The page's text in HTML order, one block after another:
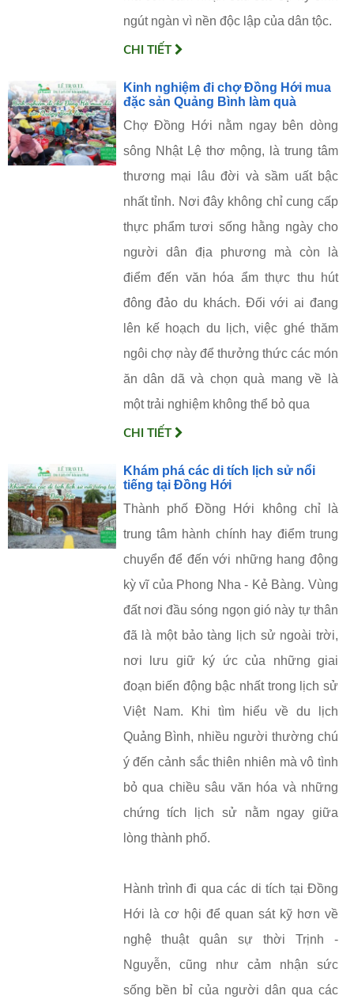
ngút ngàn vì nền độc lập của dân tộc.
CHI TIẾT
Kinh nghiệm đi chợ Đồng Hới mua
đặc sản Quảng Bình làm quà
Chợ Đồng Hới nằm ngay bên dòng
sông Nhật Lệ thơ mộng, là trung tâm
thương mại lâu đời và sầm uất bậc
nhất tỉnh. Nơi đây không chỉ cung cấp
thực phẩm tươi sống hằng ngày cho
người dân địa phương mà còn là
điểm đến văn hóa ẩm thực thu hút
đông đảo du khách. Đối với ai đang
lên kế hoạch du lịch, việc ghé thăm
ngôi chợ này để thưởng thức các món
ăn dân dã và chọn quà mang về là
một trải nghiệm không thể bỏ qua
CHI TIẾT
Khám phá các di tích lịch sử nổi
tiếng tại Đồng Hới
Thành phố Đồng Hới không chỉ là
trung tâm hành chính hay điểm trung
chuyển để đến với những hang động
kỳ vĩ của Phong Nha - Kẻ Bàng. Vùng
đất nơi đầu sóng ngọn gió này tự thân
đã là một bảo tàng lịch sử ngoài trời,
nơi lưu giữ ký ức của những giai
đoạn biến động bậc nhất trong lịch sử
Việt Nam. Khi tìm hiểu về du lịch
Quảng Bình, nhiều người thường chú
ý đến cảnh sắc thiên nhiên mà vô tình
bỏ qua chiều sâu văn hóa và những
chứng tích lịch sử nằm ngay giữa
lòng thành phố.
Hành trình đi qua các di tích tại Đồng
Hới là cơ hội để quan sát kỹ hơn về
nghệ thuật quân sự thời Trịnh -
Nguyễn, cũng như cảm nhận sức
sống bền bỉ của người dân qua các